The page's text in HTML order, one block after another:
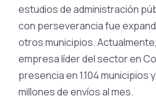
estudios de administración
con perseverancia fue
otros municipios.
empresa líder del sector en
presencia en 1.104 municipios
millones de envíos al mes.